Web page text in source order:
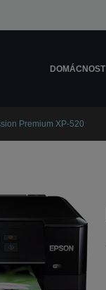
DOMÁCNOST
Premium XP-520